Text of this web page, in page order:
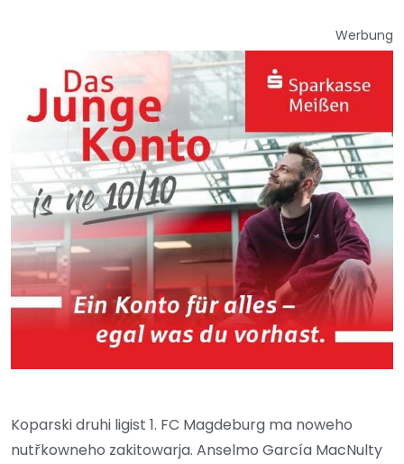
Werbung
Koparski druhi ligist 1. FC Magdeburg ma noweho
nutřkowneho zakitowarja. Anselmo García MacNulty